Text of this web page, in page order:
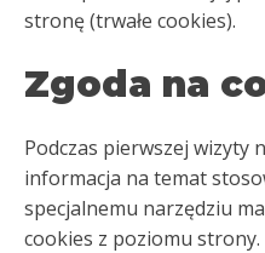
stronę (trwałe cookies).
Zgoda na
Podczas pierwszej wizyty
informacja na temat
specjalnemu narzędziu
cookies z poziomu